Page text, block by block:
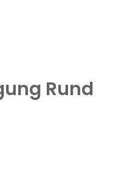
Rund